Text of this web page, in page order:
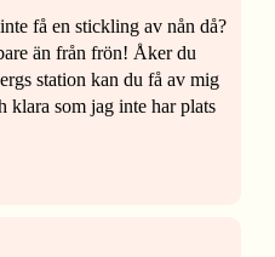
få en stickling av nån då?
än från frön! Åker du
station kan du få av mig
klara som jag inte har plats